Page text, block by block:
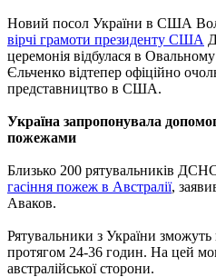
Новий посол України в США
вірчі грамоти президенту США
церемонія відбулася в Овальному
Єльченко відтепер офіційно
представництво в США.
Україна запропонувала
пожежами
Близько 200 рятувальників
гасіння пожеж в Австралії,
Аваков.
Рятувальники з України зможуть
протягом 24-36 годин. На цей
австралійської сторони.